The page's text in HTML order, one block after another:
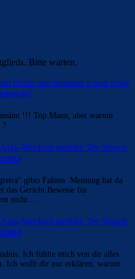
Bitte warten.
Rodri anscheinend schon einig
!!! Top Mann, aber warum
?
Ajax-Wechsel perfekt: Ter Stegen
gibts Fakten. Meinung hat da
das Gericht Beweise für
nicht.…
Ajax-Wechsel perfekt: Ter Stegen
Ich fühlte mich von dir alles
Ich wollt dir nur erklären, warum